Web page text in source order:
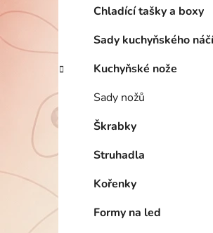
Chladící tašky a boxy
Sady kuchyňského
Kuchyňské nože
Sady nožů
Škrabky
Struhadla
Kořenky
Formy na led